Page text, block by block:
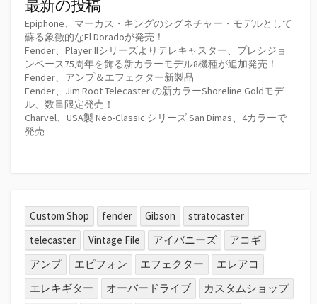
最新の投稿
Epiphone、マーカス・キングのシグネチャー・モデルとして
蘇る象徴的なEl Doradoが発売！
Fender、Player IIシリーズよりテレキャスター、プレシジョ
ンベース75周年を飾る新カラーモデル8機種が追加発売！
Fender、アンプ＆エフェクター新製品
Fender、Jim Root Telecaster の新カラーShoreline Goldモデ
ル、数量限定発売！
Charvel、USA製 Neo-Classic シリーズ San Dimas、4カラーで
発売
Custom Shop fender Gibson
stratocaster
telecaster
Vintage File アイバニーズ
アコギ
アンプ
エピフォン エフェクター
エレアコ
エレキギター
オーバードライブ
カスタムショップ